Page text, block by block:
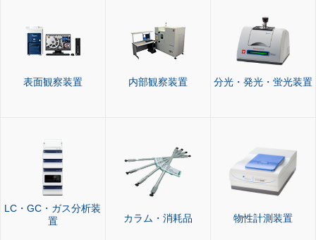
表面観察装置 内部観察装置 分光・発光・蛍光装置
LC・GC・ガス分析装
置
カラム・消耗品 物性計測装置